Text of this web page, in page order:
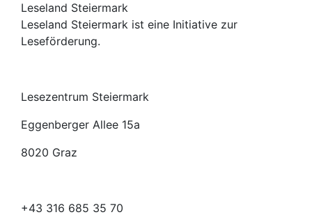
Leseland Steiermark
Leseland Steiermark ist eine Initiative zur
Leseförderung.
Lesezentrum Steiermark
Eggenberger Allee 15a
8020 Graz
+43 316 685 35 70